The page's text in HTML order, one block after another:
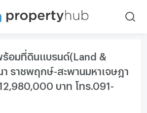
ร้อมที่ดินแบรนด์(Land &
ราชพฤกษ์-สะพานมหาเจษฎา
บาท โทร.091-